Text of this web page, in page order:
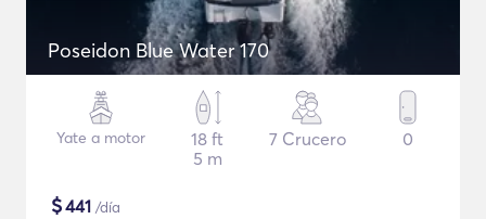
Poseidon Blue Water 170
Yate a motor
18 ft
5 m
7 Crucero 0
$441 /día